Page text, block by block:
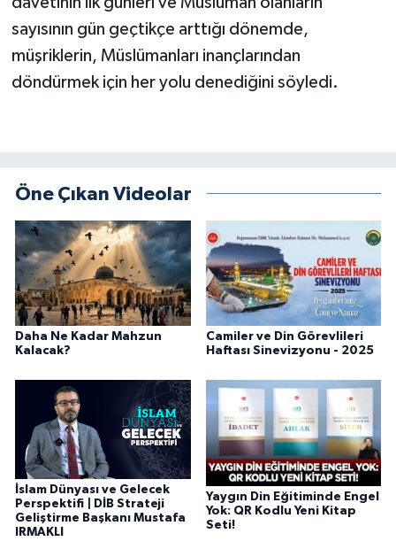
sayısının gün geçtikçe arttığı dönemde,
müşriklerin, Müslümanları inançlarından
döndürmek için her yolu denediğini söyledi.
Öne Çıkan Videolar
Daha Ne Kadar Mahzun
Kalacak?
Camiler ve Din Görevlileri
Haftası Sinevizyonu - 2025
İslam Dünyası ve Gelecek
Perspektifi | DİB Strateji
Geliştirme Başkanı Mustafa
IRMAKLI
Yaygın Din Eğitiminde Engel
Yok: QR Kodlu Yeni Kitap
Seti!
Bitlis Müftülüğü
Bolu Müftülüğü
Çanakkale Müftülüğü
Çankırı Müftülüğü
Çorum Müftülüğü
Denizli Müftülüğü
Diyarbakır Müftülüğü
Düzce Müftülüğü
Edirne Müftülüğü
Elazığ Müftülüğü
Sağlık
Makaleler
Podcast
Bilim, Teknoloji
Biyografiler
Diyanet TV
İhtida Haberleri
YAŞAM